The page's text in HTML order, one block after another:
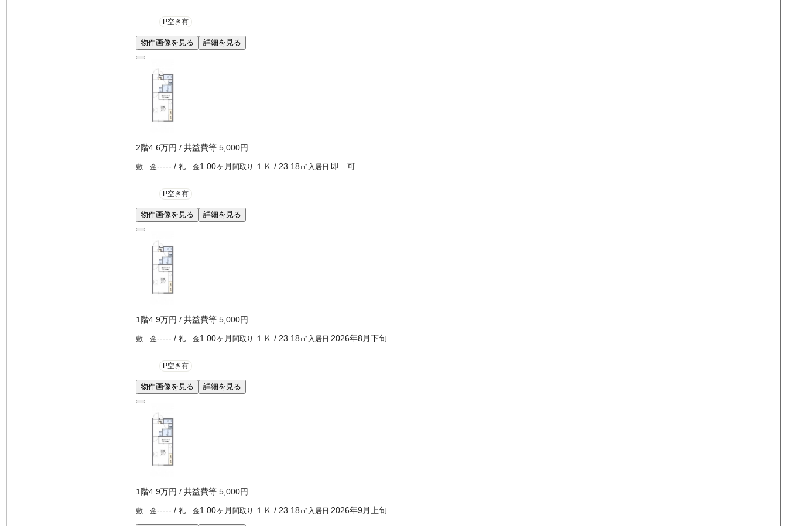
P空き有
物件画像を見る 詳細を見る
2階4.6万円 / 共益費等 5,000円
敷 金----- / 礼 金1.00ヶ月 間取り １Ｋ / 23.18㎡ 入居日 即 可
P空き有
物件画像を見る 詳細を見る
1階4.9万円 / 共益費等 5,000円
敷 金----- / 礼 金1.00ヶ月 間取り １Ｋ / 23.18㎡ 入居日 2026年8月下旬
P空き有
物件画像を見る 詳細を見る
1階4.9万円 / 共益費等 5,000円
敷 金----- / 礼 金1.00ヶ月 間取り １Ｋ / 23.18㎡ 入居日 2026年9月上旬